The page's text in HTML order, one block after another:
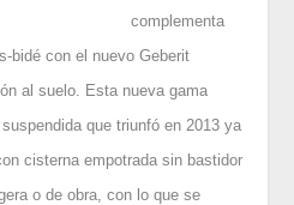
complementa
bidé con el nuevo Geberit
al suelo. Esta nueva gama
que triunfó en 2013 ya
cisterna empotrada sin bastidor
o de obra, con lo que se